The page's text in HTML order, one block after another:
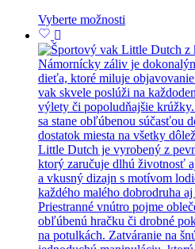
Vyberte možnosti